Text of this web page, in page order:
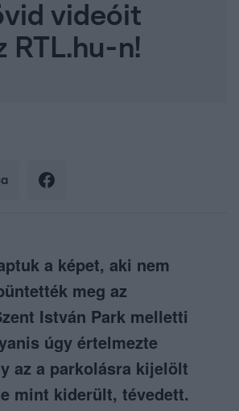
videóit
RTL.hu-n!
a képet, aki nem
meg az
István Park melletti
úgy értelmezte
az a parkolásra kijelölt
mint kiderült, tévedett.